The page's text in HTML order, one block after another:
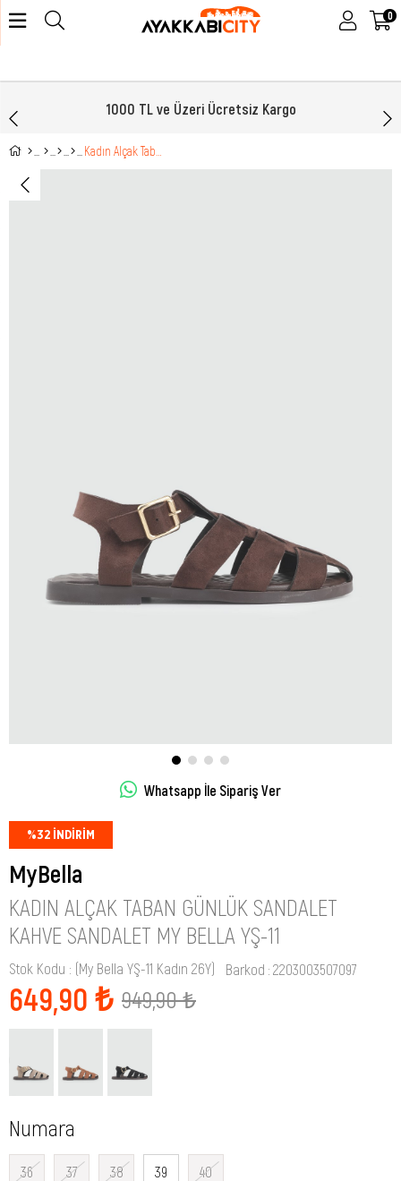
0
1000 TL ve Üzeri Ücretsiz Kargo
Whatsapp İle Sipariş Ver
%32 İNDIRIM
MyBella
KADIN ALÇAK TABAN GÜNLÜK SANDALET
KAHVE SANDALET MY BELLA YŞ-11
Stok Kodu (My Bella YŞ-11 Kadın 26Y) Barkod : 2203003507097
949,90 ₺
649,90 ₺
Numara
36 37 38 39 40